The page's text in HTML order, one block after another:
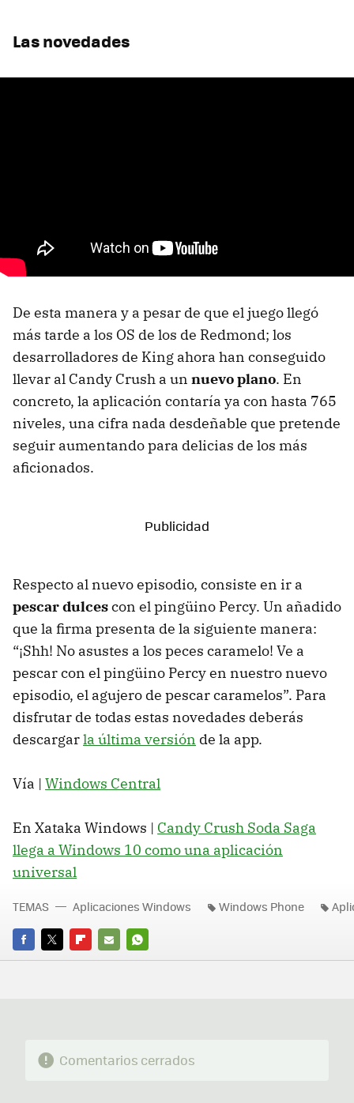
Las novedades
De esta manera y a pesar de que el juego llegó
más tarde a los OS de los de Redmond; los
desarrolladores de King ahora han conseguido
llevar al Candy Crush a un nuevo plano. En
concreto, la aplicación contaría ya con hasta 765
niveles, una cifra nada desdeñable que pretende
seguir aumentando para delicias de los más
aficionados.
Respecto al nuevo episodio, consiste en ir a
pescar dulcescon el pingüino Percy. Un añadido
que la firma presenta de la siguiente manera:
“¡Shh! No asustes a los peces caramelo! Ve a
pescar con el pingüino Percy en nuestro nuevo
episodio, el agujero de pescar caramelos”. Para
disfrutar de todas estas novedades deberás
descargarla última versión de la app.
Vía | Windows Central
En Xataka Windows | Candy Crush Soda Saga
llega a Windows 10 como una aplicación
universal
FACEBOOK
TWITTERFLIPBOARD
E-
WHATSAPP
TEMAS Aplicaciones Windows Windows Phone
Comentarios cerrados